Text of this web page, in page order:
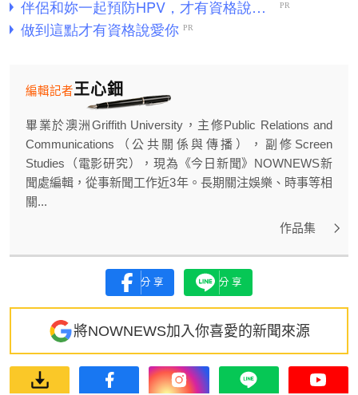
王心鈿
編輯記者
畢業於澳洲Griffith University，主修Public Relations and
Communications（公共關係與傳播），副修Screen
Studies（電影研究），現為《今日新聞》NOWNEWS新
聞處編輯，從事新聞工作近3年。長期關注娛樂、時事等相
關...
作品集
分享 分享
將NOWNEWS加入你喜愛的新聞來源